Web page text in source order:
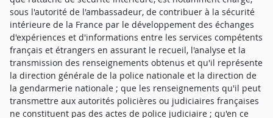
sous l'autorité de l'ambassadeur, de contribuer à la sécurité
intérieure de la France par le développement des échanges
d'expériences et d'informations entre les services compétents
français et étrangers en assurant le recueil, l'analyse et la
transmission des renseignements obtenus et qu'il représente
la direction générale de la police nationale et la direction de
la gendarmerie nationale ; que les renseignements qu'il peut
transmettre aux autorités policières ou judiciaires françaises
ne constituent pas des actes de police judiciaire ; qu'en ce